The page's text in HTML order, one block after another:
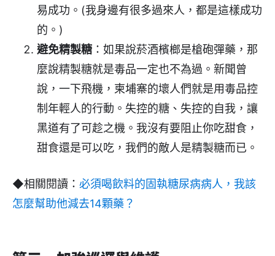
易成功。(我身邊有很多過來人，都是這樣成功
的。)
避免精製糖 ：如果說菸酒檳榔是槍砲彈藥，那
麼說精製糖就是毒品一定也不為過。新聞曾
說，一下飛機，柬埔寨的壞人們就是用毒品控
制年輕人的行動。失控的糖、失控的自我，讓
黑道有了可趁之機。我沒有要阻止你吃甜食，
甜食還是可以吃，我們的敵人是精製糖而已。
◆相關閱讀： 必須喝飲料的固執糖尿病病人，我該
怎麼幫助他減去14顆藥？